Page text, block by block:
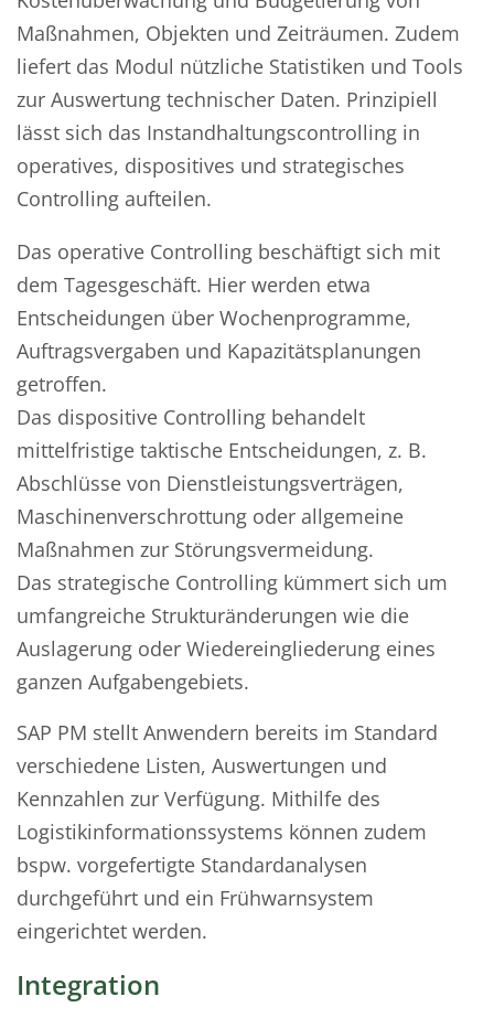
Maßnahmen, Objekten und Zeiträumen. Zudem
liefert das Modul nützliche Statistiken und Tools
zur Auswertung technischer Daten. Prinzipiell
lässt sich das Instandhaltungscontrolling in
operatives, dispositives und strategisches
Controlling aufteilen.
Das operative Controlling beschäftigt sich mit
dem Tagesgeschäft. Hier werden etwa
Entscheidungen über Wochenprogramme,
Auftragsvergaben und Kapazitätsplanungen
getroffen.
Das dispositive Controlling behandelt
mittelfristige taktische Entscheidungen, z. B.
Abschlüsse von Dienstleistungsverträgen,
Maschinenverschrottung oder allgemeine
Maßnahmen zur Störungsvermeidung.
Das strategische Controlling kümmert sich um
umfangreiche Strukturänderungen wie die
Auslagerung oder Wiedereingliederung eines
ganzen Aufgabengebiets.
SAP PM stellt Anwendern bereits im Standard
verschiedene Listen, Auswertungen und
Kennzahlen zur Verfügung. Mithilfe des
Logistikinformationssystems können zudem
bspw. vorgefertigte Standardanalysen
durchgeführt und ein Frühwarnsystem
eingerichtet werden.
Integration